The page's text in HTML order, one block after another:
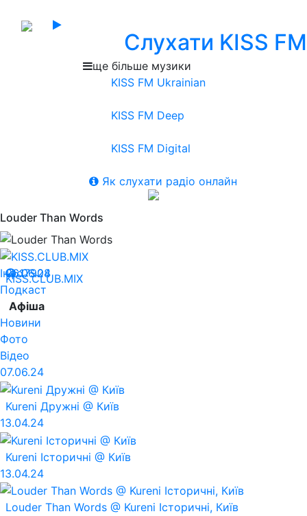
Слухати KISS FM
ще більше музики
KISS FM Ukrainian
KISS FM Deep
KISS FM Digital
Як слухати радіо онлайн
Louder Than Words
06.06.24
17908
KISS.CLUB.MIX
Інфо
Подкаст
Афіша
Новини
Фото
Відео
07.06.24
Kureni Дружні @ Київ
13.04.24
Kureni Історичні @ Київ
13.04.24
Louder Than Words @ Kureni Історичні, Київ